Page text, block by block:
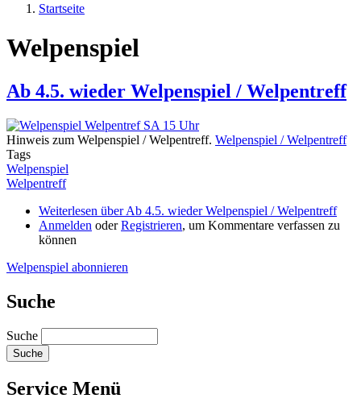
Startseite
Welpenspiel
Ab 4.5. wieder Welpenspiel / Welpentreff
Hinweis zum Welpenspiel / Welpentreff. Welpenspiel / Welpentreff
Tags
Welpenspiel
Welpentreff
Weiterlesen über Ab 4.5. wieder Welpenspiel / Welpentreff
Anmelden oderRegistrieren, um Kommentare verfassen zu
können
Welpenspiel abonnieren
Suche
Suche
Service Menü